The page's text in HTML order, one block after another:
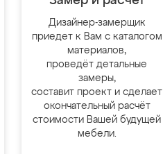
Дизайнер-замерщик
приедет к Вам с каталогом
материалов,
проведёт детальные
замеры,
составит проект и сделает
окончательный расчёт
стоимости Вашей будущей
мебели.